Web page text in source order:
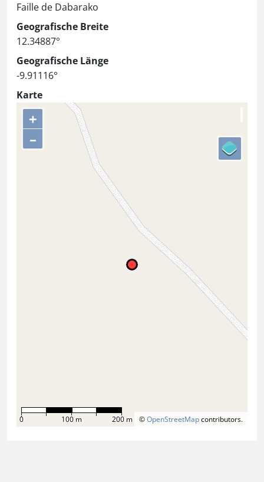
Faille de Dabarako
Geografische Breite
12.34887°
Geografische Länge
-9.91116°
Karte
+
–
©OpenStreetMapcontributors.
0 100 m 200 m